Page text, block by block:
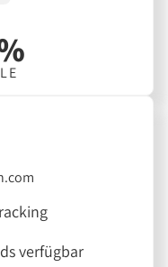
verfügbar